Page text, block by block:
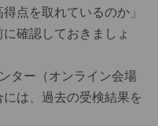
点を取れているのか」
確認しておきましょ
ター（オンライン会場
は、 過去の受検結果を